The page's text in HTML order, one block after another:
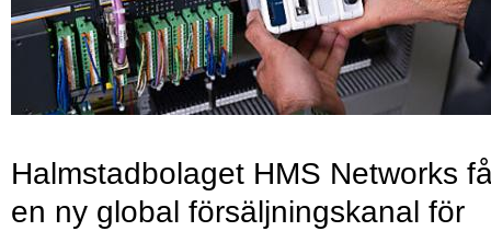
Halmstadbolaget HMS Networks
en ny global försäljningskanal för